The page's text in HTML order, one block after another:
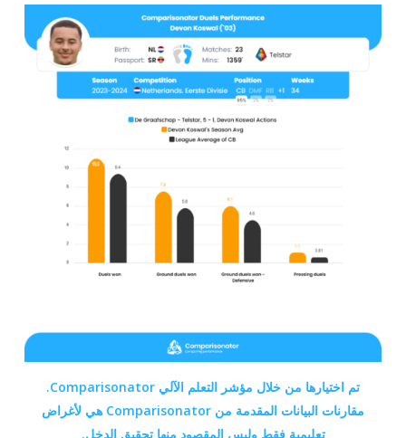
تم اختيارها من خلال مؤشر التعلم الآلي Comparisonator.
مقارنات البيانات المقدمة من Comparisonator
هي لأغراض
تعليمية فقط وليس المقصود منها تحقيق الدخل.